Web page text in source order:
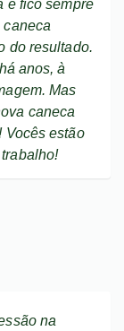
caneca
do resultado.
anos, à
Mas
caneca
Vocês estão
na